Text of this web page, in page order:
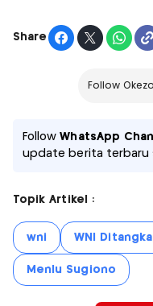
Share
Follow
FollowWhatsApp
update berita terbaru
Topik Artikel :
wni WNI
Menlu Sugiono